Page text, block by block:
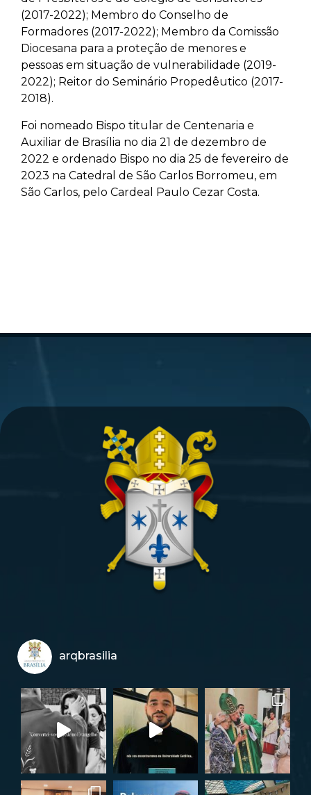
(2017-2022); Membro do Conselho de
Formadores (2017-2022); Membro da Comissão
Diocesana para a proteção de menores e
pessoas em situação de vulnerabilidade (2019-
2022); Reitor do Seminário Propedêutico (2017-
2018).
Foi nomeado Bispo titular de Centenaria e
Auxiliar de Brasília no dia 21 de dezembro de
2022 e ordenado Bispo no dia 25 de fevereiro de
2023 na Catedral de São Carlos Borromeu, em
São Carlos, pelo Cardeal Paulo Cezar Costa.
arqbrasilia